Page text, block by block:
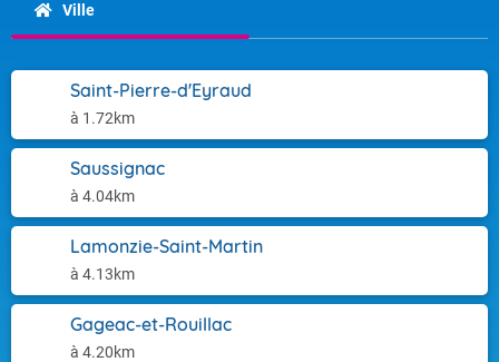
Ville
Saint-Pierre-d'Eyraud
à 1.72km
Saussignac
à 4.04km
Lamonzie-Saint-Martin
à 4.13km
Gageac-et-Rouillac
à 4.20km